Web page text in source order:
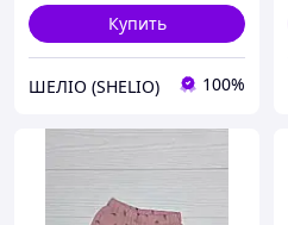
Купить
ШЕЛІО (SHELIO) 100%